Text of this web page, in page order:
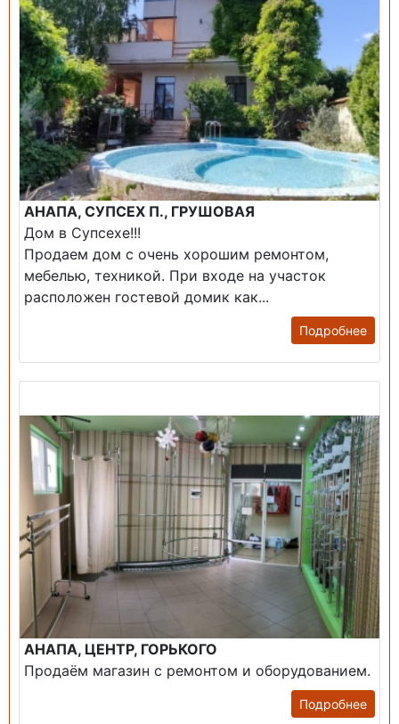
АНАПА, СУПСЕХ П., ГРУШОВАЯ
Дом в Супсехе!!!
Продаем дом с очень хорошим ремонтом,
мебелью, техникой. При входе на участок
расположен гостевой домик как...
Подробнее
АНАПА, ЦЕНТР, ГОРЬКОГО
Продаём магазин с ремонтом и оборудованием.
Подробнее